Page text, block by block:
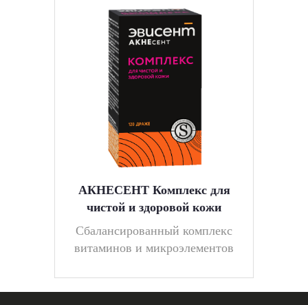
АКНЕСЕНТ Комплекс для
чистой и здоровой кожи
Cбалансированный комплекс
витаминов и микроэлементов